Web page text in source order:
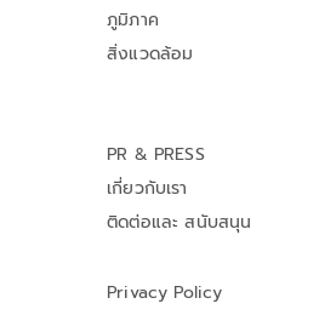
ภูมิภาค
สิ่งแวดล้อม
PR & PRESS
เกี่ยวกับเรา
ติดต่อและ สนับสนุน
Privacy Policy